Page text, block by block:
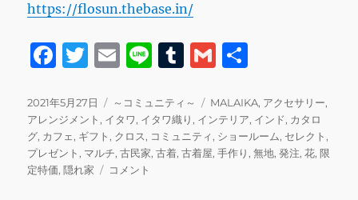
https://flosun.thebase.in/
F
c
e
b
o
T
it
te
r
E
ai
l
Li
e
T
m
bl
r
G
ai
l
投
稿
日:
2021年5月27日
カ
テ
ゴ
リ
ー
～コミュニティ～
タ
グ
MALAIKA, アクセサリー,
アレンジメント , イタワ, イタワ織り , インテリア, インド, カタロ
グ, カフェ, ギフト , クロス, コミュニティ, ショールーム, セレクト ,
プレゼント , マルチ,古民家,古着,古着屋,手作り ,無地,発注,花,限
定特価,隠れ家
本
コメント